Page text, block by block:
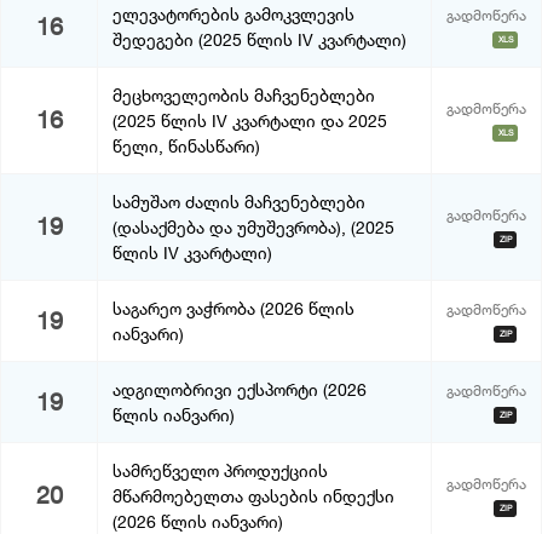
16
ელევატორების გამოკვლევის
შედეგები (2025 წლის IV კვარტალი)
გადმოწერა
XLS
16
მეცხოველეობის მაჩვენებლები
(2025 წლის IV კვარტალი და 2025
წელი, წინასწარი)
გადმოწერა
XLS
19
სამუშაო ძალის მაჩვენებლები
(დასაქმება და უმუშევრობა), (2025
წლის IV კვარტალი)
გადმოწერა
ZIP
19
საგარეო ვაჭრობა (2026 წლის
იანვარი)
გადმოწერა
ZIP
19
ადგილობრივი ექსპორტი (2026
წლის იანვარი)
გადმოწერა
ZIP
20
სამრეწველო პროდუქციის
მწარმოებელთა ფასების ინდექსი
(2026 წლის იანვარი)
გადმოწერა
ZIP